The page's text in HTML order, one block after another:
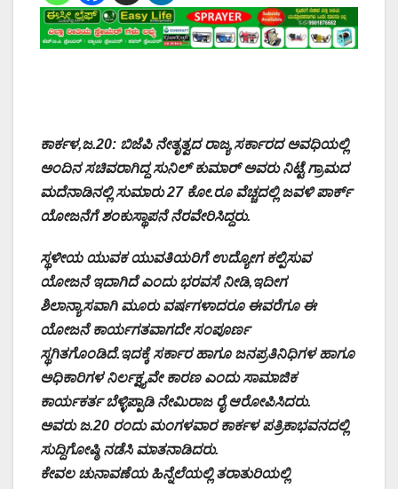
ಕಾರ್ಕಳ,ಜ.20: ಬಿಜೆಪಿ ನೇತೃತ್ವದ ರಾಜ್ಯ ಸರ್ಕಾರದ ಅವಧಿಯಲ್ಲಿ
ಅಂದಿನ ಸಚಿವರಾಗಿದ್ದ ಸುನಿಲ್ ಕುಮಾರ್ ಅವರು ನಿಟ್ಟೆ ಗ್ರಾಮದ
ಮದೆನಾಡಿನಲ್ಲಿ ಸುಮಾರು 27 ಕೋ.ರೂ ವೆಚ್ಚದಲ್ಲಿ ಜವಳಿ ಪಾರ್ಕ್
ಯೋಜನೆಗೆ ಶಂಕುಸ್ಥಾಪನೆ ನೆರವೇರಿಸಿದ್ದರು.
ಸ್ಥಳೀಯ ಯುವಕ ಯುವತಿಯರಿಗೆ ಉದ್ಯೋಗ ಕಲ್ಪಿಸುವ
ಯೋಜನೆ ಇದಾಗಿದೆ ಎಂದು ಭರವಸೆ ನೀಡಿ,ಇದೀಗ
ಶಿಲಾನ್ಯಾಸವಾಗಿ ಮೂರು ವರ್ಷಗಳಾದರೂ ಈವರೆಗೂ ಈ
ಯೋಜನೆ ಕಾರ್ಯಗತವಾಗದೇ ಸಂಪೂರ್ಣ
ಸ್ಥಗಿತಗೊಂಡಿದೆ.ಇದಕ್ಕೆ ಸರ್ಕಾರ ಹಾಗೂ ಜನಪ್ರತಿನಿಧಿಗಳ ಹಾಗೂ
ಅಧಿಕಾರಿಗಳ ನಿರ್ಲಕ್ಷ್ಯವೇ ಕಾರಣ ಎಂದು ಸಾಮಾಜಿಕ
ಕಾರ್ಯಕರ್ತ ಬೆಳ್ಳಿಪ್ಪಾಡಿ ನೇಮಿರಾಜ ರೈ ಆರೋಪಿಸಿದರು.
ಅವರು‌ ಜ.20 ರಂದು ಮಂಗಳವಾರ ಕಾರ್ಕಳ ಪತ್ರಿಕಾಭವನದಲ್ಲಿ
ಸುದ್ದಿಗೋಷ್ಠಿ ನಡೆಸಿ ಮಾತನಾಡಿದರು.
ಕೇವಲ ಚುನಾವಣೆಯ ಹಿನ್ನೆಲೆಯಲ್ಲಿ ತರಾತುರಿಯಲ್ಲಿ